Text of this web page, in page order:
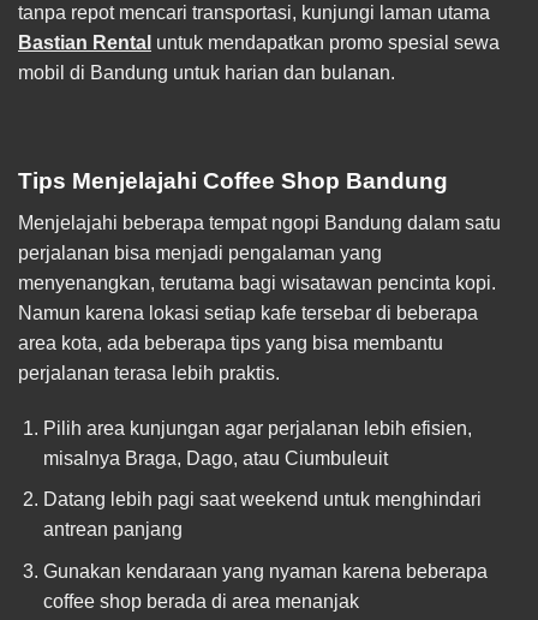
tanpa repot mencari transportasi, kunjungi laman utama
Bastian Rental untuk mendapatkan promo spesial sewa
mobil di Bandung untuk harian dan bulanan.
Tips Menjelajahi Coffee Shop Bandung
Menjelajahi beberapa tempat ngopi Bandung dalam satu
perjalanan bisa menjadi pengalaman yang
menyenangkan, terutama bagi wisatawan pencinta kopi.
Namun karena lokasi setiap kafe tersebar di beberapa
area kota, ada beberapa tips yang bisa membantu
perjalanan terasa lebih praktis.
Pilih area kunjungan agar perjalanan lebih efisien,
misalnya Braga, Dago, atau Ciumbuleuit
Datang lebih pagi saat weekend untuk menghindari
antrean panjang
Gunakan kendaraan yang nyaman karena beberapa
coffee shop berada di area menanjak